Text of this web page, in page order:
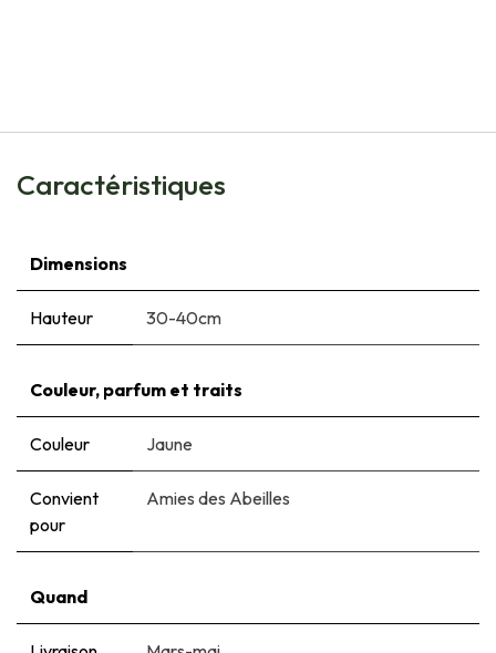
Caractéristiques
Dimensions
Hauteur 30-40cm
Couleur, parfum et traits
Couleur Jaune
Convient
pour
Amies des Abeilles
Quand